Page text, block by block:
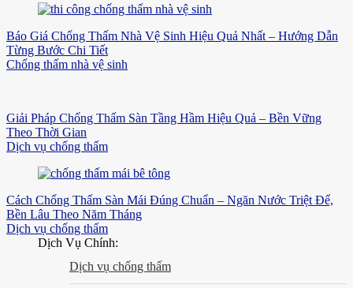
Báo Giá Chống Thấm Nhà Vệ Sinh Hiệu Quả Nhất – Hướng Dẫn
Từng Bước Chi Tiết
Chống thấm nhà vệ sinh
Giải Pháp Chống Thấm Sàn Tầng Hầm Hiệu Quả – Bền Vững
Theo Thời Gian
Dịch vụ chống thấm
Cách Chống Thấm Sàn Mái Đúng Chuẩn – Ngăn Nước Triệt Để,
Bền Lâu Theo Năm Tháng
Dịch vụ chống thấm
Dịch Vụ Chính:
Dịch vụ chống thấm